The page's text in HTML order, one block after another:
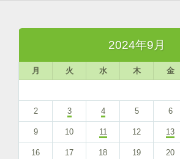
2024年9月
月 火 水 木 金
2 3 4 5 6
9 10 11 12 13
16 17 18 19 20